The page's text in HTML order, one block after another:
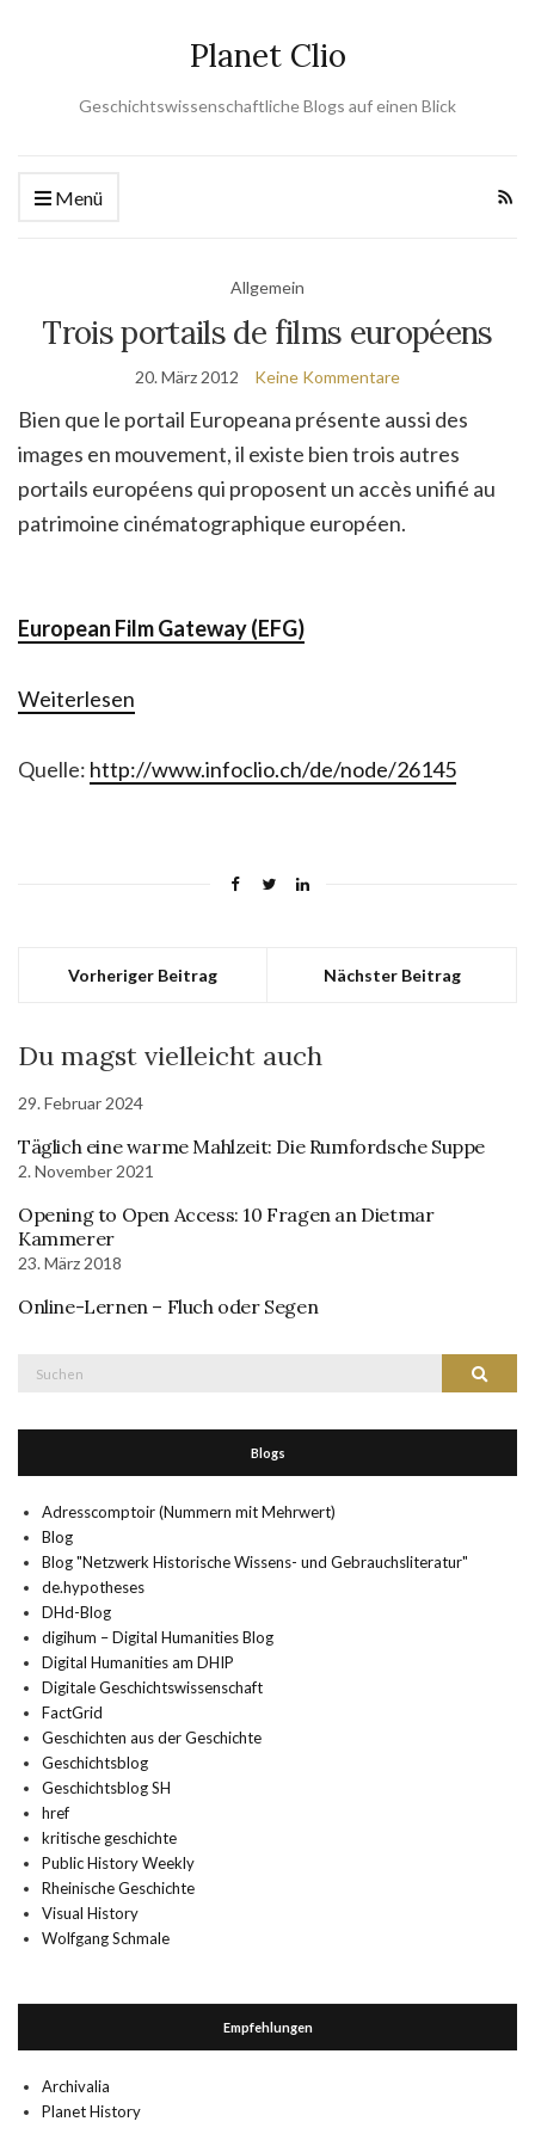
Planet Clio
Geschichtswissenschaftliche Blogs auf einen Blick
Menü
Allgemein
Trois portails de films européens
20. März 2012 Keine Kommentare
Bien que le portail Europeana présente aussi des
images en mouvement, il existe bien trois autres
portails européens qui proposent un accès unifié au
patrimoine cinématographique européen.
European Film Gateway (EFG)
Weiterlesen
Quelle: http://www.infoclio.ch/de/node/26145
Vorheriger Beitrag Nächster Beitrag
Du magst vielleicht auch
29. Februar 2024
Täglich eine warme Mahlzeit: Die Rumfordsche Suppe
2. November 2021
Opening to Open Access: 10 Fragen an Dietmar
Kammerer
23. März 2018
Online-Lernen – Fluch oder Segen
Suchen
Blogs
Adresscomptoir (Nummern mit Mehrwert)
Blog
Blog "Netzwerk Historische Wissens- und Gebrauchsliteratur"
de.hypotheses
DHd-Blog
digihum – Digital Humanities Blog
Digital Humanities am DHIP
Digitale Geschichtswissenschaft
FactGrid
Geschichten aus der Geschichte
Geschichtsblog
Geschichtsblog SH
href
kritische geschichte
Public History Weekly
Rheinische Geschichte
Visual History
Wolfgang Schmale
Empfehlungen
Archivalia
Planet History